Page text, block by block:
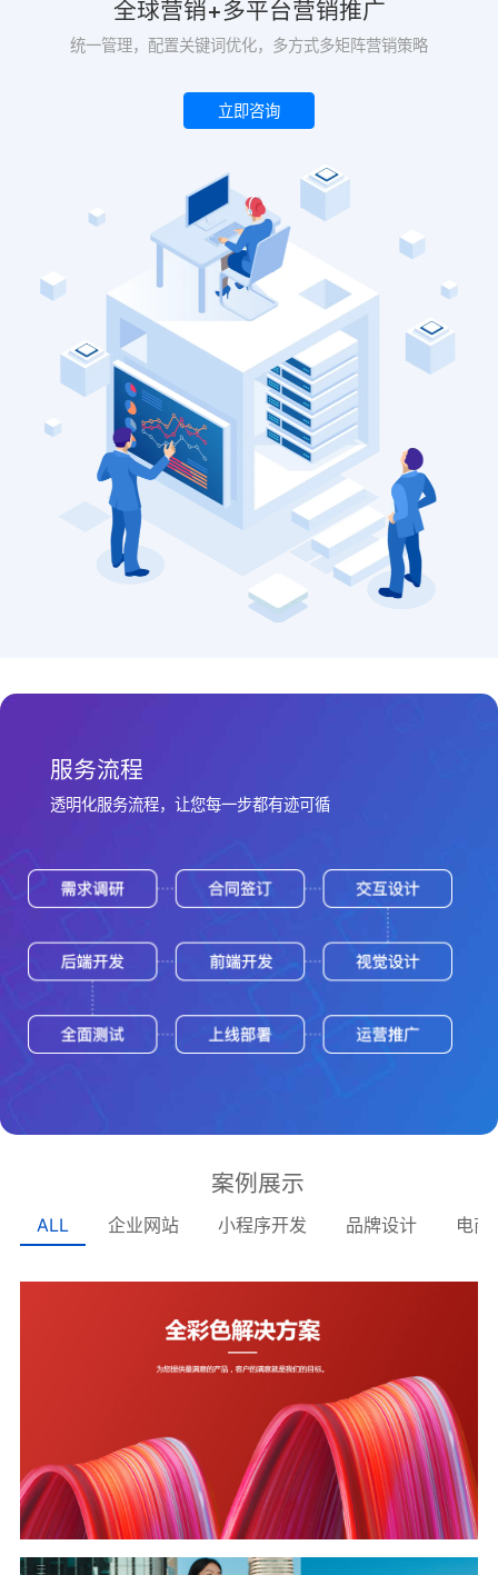
全球营销+多平台营销推广
统一管理，配置关键词优化，多方式多矩阵营销策略
立即咨询
服务流程
透明化服务流程，让您每一步都有迹可循
案例展示
ALL 企业网站 小程序开发 品牌设计 电商